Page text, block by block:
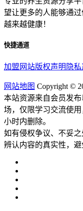
望让更多的人能够通
越来越健康！
快捷通道
加盟网站版权声明 隐
网站地图 Copyright ©
本站资源来自会员发
场，仅限学习交流使
小时内删除。
如有侵权争议、不妥
辨认内容的真实性，避